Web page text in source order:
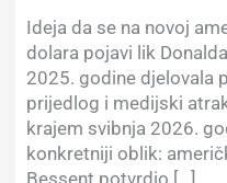
Ideja da se na novoj
dolara pojavi lik
2025. godine djelovala
prijedlog i medijski
krajem svibnja 2026.
konkretniji oblik:
Bessent potvrdio […]